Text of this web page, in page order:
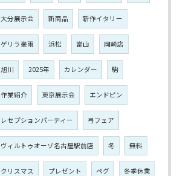
大分展示会 新商品 新作イタリー
ゲリラ豪雨 浜松 富山 岡崎店
旭川 2025年 カレンダー 駒
作業紹介 東京展示会 エンドピン
レセプションパーティー 弓フェア
ヴィルトゥオーゾ名古屋駅前店 冬 無料
クリスマス プレゼント ペグ 冬季休業